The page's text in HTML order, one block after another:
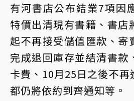
有河書店公布結業7項因
特價出清現有書籍、書店
起不再接受儲值匯款、寄
完成退回庫存並結清書款
卡費、10月25日之後不再
都仍將依約到齊通知等。